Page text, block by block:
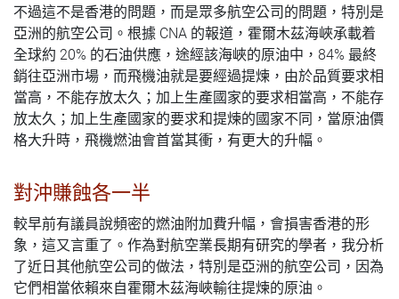
不過這不是香港的問題，而是眾多航空公司的問題，特別是
亞洲的航空公司。根據 CNA 的報道，霍爾木茲海峽承載着
全球約 20% 的石油供應，途經該海峽的原油中， 84% 最終
銷往亞洲市場，而飛機油就是要經過提煉，由於品質要求相
當高，不能存放太久；加上生產國家的要求相當高，不能存
放太久；加上生產國家的要求和提煉的國家不同，當原油價
格大升時，飛機燃油會首當其衝，有更大的升幅。
對沖賺蝕各一半
較早前有議員說頻密的燃油附加費升幅，會損害香港的形
象，這又言重了。作為對航空業長期有研究的學者，我分析
了近日其他航空公司的做法，特別是亞洲的航空公司，因為
它們相當依賴來自霍爾木茲海峽輸往提煉的原油。